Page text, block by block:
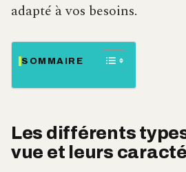
adapté à vos besoins.
SOMMAIRE
Les différents
vue et leurs